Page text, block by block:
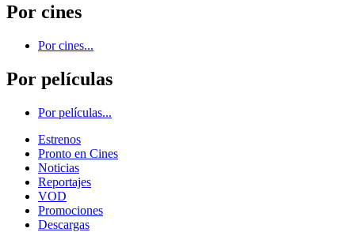
Por cines
Por cines...
Por películas
Por películas...
Estrenos
Pronto en Cines
Noticias
Reportajes
VOD
Promociones
Descargas